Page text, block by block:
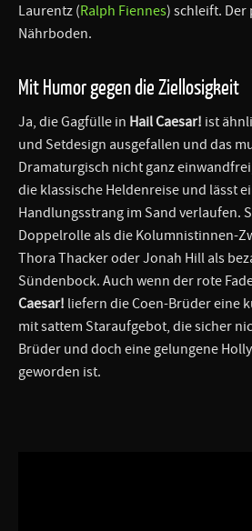
Laurentz (Ralph Fiennes) schleift. Der
Nährboden.
Mit Humor gegen die Ziellosigkeit
Ja, die Gagfülle in Hail Caesar! ist
und Setdesign ausgefallen und das
Dramaturgisch nicht ganz
die klassische Heldenreise und lässt
Handlungsstrang im Sand verlaufen.
Doppelrolle als die Kolumnistinnen-
Thora Thacker oder Jonah Hill als
Sündenbock. Auch wenn der rote
Caesar! liefern die Coen-Brüder eine
mit sattem Staraufgebot, die sicher
Brüder und doch eine gelungene
geworden ist.